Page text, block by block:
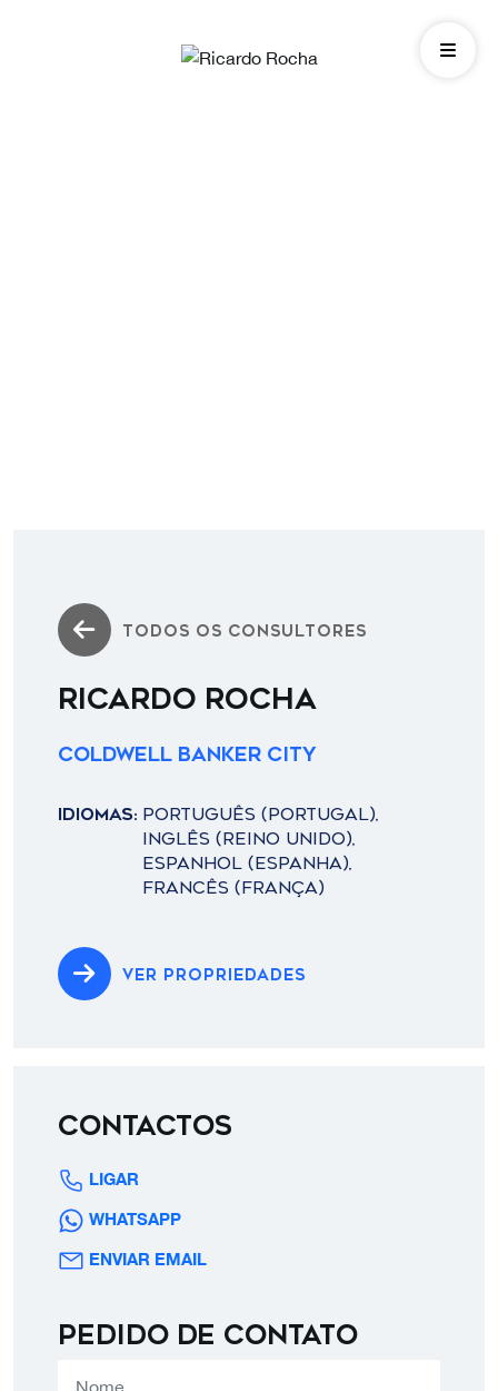
TODOS OS CONSULTORES
RICARDO ROCHA
Coldwell Banker City
IDIOMAS: PORTUGUÊS (PORTUGAL),
INGLÊS (REINO UNIDO),
ESPANHOL (ESPANHA),
FRANCÊS (FRANÇA)
VER PROPRIEDADES
Contactos
LIGAR
WHATSAPP
ENVIAR EMAIL
Pedido de contato